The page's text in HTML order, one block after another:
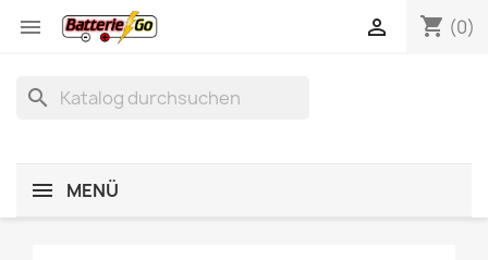
 shopping_cart (0)

search
MENÜ